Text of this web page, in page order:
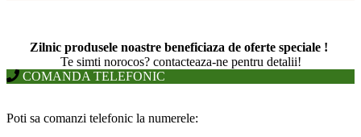
Zilnic produsele noastre beneficiaza de oferte speciale !
Te simti norocos? contacteaza-ne pentru detalii!
COMANDA TELEFONIC
Poti sa comanzi telefonic la numerele: